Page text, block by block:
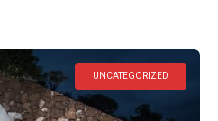
UNCATEGORIZED